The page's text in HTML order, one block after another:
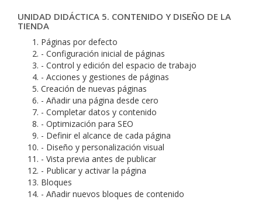
UNIDAD DIDÁCTICA 5. CONTENIDO Y DISEÑO DE LA
TIENDA
Páginas por defecto
- Configuración inicial de páginas
- Control y edición del espacio de trabajo
- Acciones y gestiones de páginas
Creación de nuevas páginas
- Añadir una página desde cero
- Completar datos y contenido
- Optimización para SEO
- Definir el alcance de cada página
- Diseño y personalización visual
- Vista previa antes de publicar
- Publicar y activar la página
Bloques
- Añadir nuevos bloques de contenido